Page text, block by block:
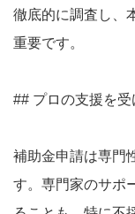
徹底的に調査し、
重要です。
## プロの支援を受
補助金申請は専門
す。専門家のサポ